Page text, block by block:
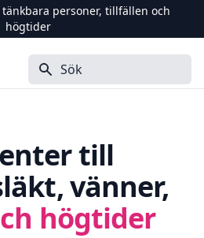
personer, tillfällen och
högtider
Sök
till
vänner,
högtider